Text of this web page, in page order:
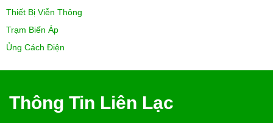
Thiết Bị Viễn Thông
Trạm Biến Áp
Ủng Cách Điện
Thông Tin Liên Lạc